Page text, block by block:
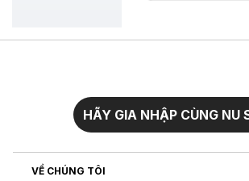
HÃY GIA NHẬP CÙNG NU
VỀ CHÚNG TÔI